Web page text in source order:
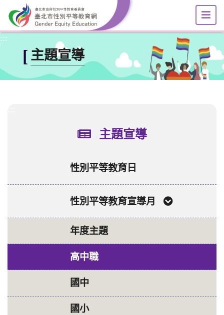
跳到主要內容區塊
:::
[ 主題宣導
選
主題宣導
性別平等教育日
性別平等教育宣導月
年度主題
高中職
國中
國小